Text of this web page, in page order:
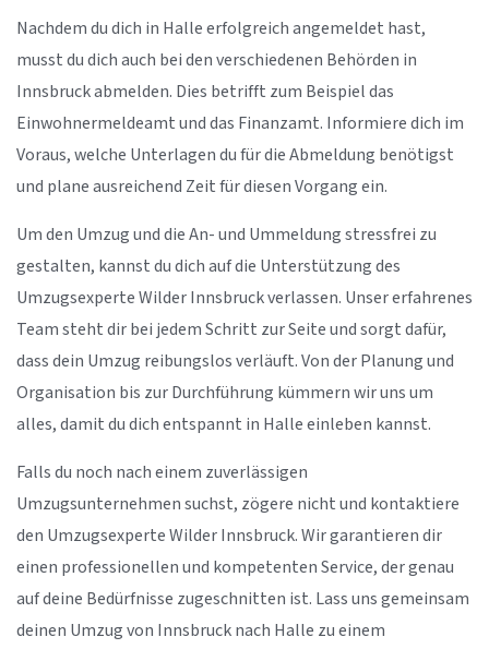
Nachdem du dich in Halle erfolgreich angemeldet hast,
musst du dich auch bei den verschiedenen Behörden in
Innsbruck abmelden. Dies betrifft zum Beispiel das
Einwohnermeldeamt und das Finanzamt. Informiere dich im
Voraus, welche Unterlagen du für die Abmeldung benötigst
und plane ausreichend Zeit für diesen Vorgang ein.
Um den Umzug und die An- und Ummeldung stressfrei zu
gestalten, kannst du dich auf die Unterstützung des
Umzugsexperte Wilder Innsbruck verlassen. Unser erfahrenes
Team steht dir bei jedem Schritt zur Seite und sorgt dafür,
dass dein Umzug reibungslos verläuft. Von der Planung und
Organisation bis zur Durchführung kümmern wir uns um
alles, damit du dich entspannt in Halle einleben kannst.
Falls du noch nach einem zuverlässigen
Umzugsunternehmen suchst, zögere nicht und kontaktiere
den Umzugsexperte Wilder Innsbruck. Wir garantieren dir
einen professionellen und kompetenten Service, der genau
auf deine Bedürfnisse zugeschnitten ist. Lass uns gemeinsam
deinen Umzug von Innsbruck nach Halle zu einem